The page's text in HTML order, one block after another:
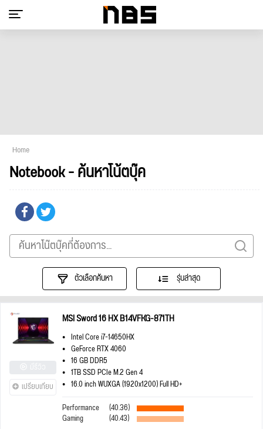
Home
Notebook - ค้นหาโน้ตบุ๊ค
ตัวเลือกค้นหา รุ่นล่าสุด
เปรียบเทียบ
MSI Sword 16 HX B14VFKG-871TH
Intel Core i7-14650HX
GeForce RTX 4060
16 GB DDR5
1TB SSD PCIe M.2 Gen 4
16.0 inch WUXGA (1920x1200) Full HD+
Performance
(40.36)
Gaming (40.43)